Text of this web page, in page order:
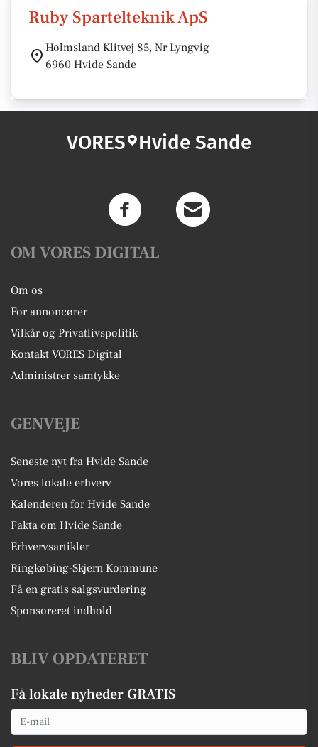
Ruby Spartelteknik ApS
Holmsland Klitvej 85, Nr Lyngvig
6960 Hvide Sande
VORES Hvide Sande
OM VORES DIGITAL
Om os
For annoncører
Vilkår og Privatlivspolitik
Kontakt VORES Digital
Administrer samtykke
GENVEJE
Seneste nyt fra Hvide Sande
Vores lokale erhverv
Kalenderen for Hvide Sande
Fakta om Hvide Sande
Erhvervsartikler
Ringkøbing-Skjern Kommune
Få en gratis salgsvurdering
Sponsoreret indhold
BLIV OPDATERET
Få lokale nyheder GRATIS
Email